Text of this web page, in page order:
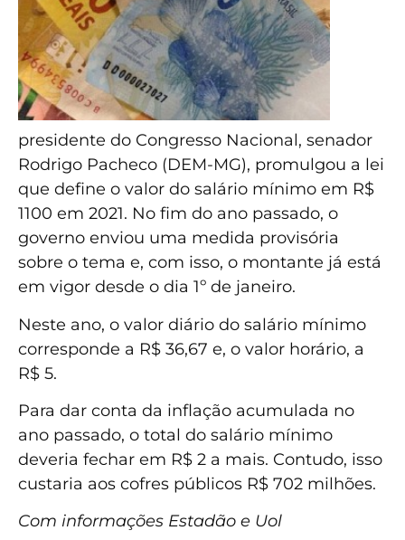
presidente do Congresso Nacional, senador
Rodrigo Pacheco (DEM-MG), promulgou a lei
que define o valor do salário mínimo em R$
1100 em 2021. No fim do ano passado, o
governo enviou uma medida provisória
sobre o tema e, com isso, o montante já está
em vigor desde o dia 1º de janeiro.
Neste ano, o valor diário do salário mínimo
corresponde a R$ 36,67 e, o valor horário, a
R$ 5.
Para dar conta da inflação acumulada no
ano passado, o total do salário mínimo
deveria fechar em R$ 2 a mais. Contudo, isso
custaria aos cofres públicos R$ 702 milhões.
Com informações Estadão e Uol